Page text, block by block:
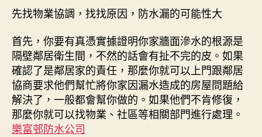
先找物業協調，找找原因，防水漏的可能性大
首先，你要有真憑實據證明你家牆面滲水的根源是
隔壁鄰居衛生間，不然的話會有扯不完的皮。如果
確認了是鄰居家的責任，那麼你就可以上門跟鄰居
協商要求他們幫忙將你家因漏水造成的房屋問題給
解決了，一般都會幫你做的。如果他們不肯修復，
那麼你就可以找物業、社區等相關部門進行處理。
樂富邨防水公司